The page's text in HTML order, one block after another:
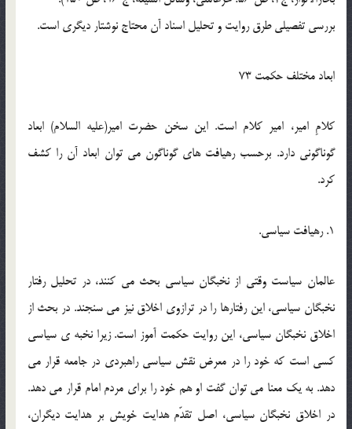
بررسي تفصيلي طرق روايت و تحليل اسناد آن محتاج نوشتار ديگري است.
ابعاد مختلف حکمت 73
کلامِ امير، امير کلام است. اين سخن حضرت امير(عليه السلام) ابعاد
گوناگوني دارد. برحسب رهيافت هاي گوناگون مي توان ابعاد آن را کشف
کرد.
1. رهيافت سياسي.
عالمان سياست وقتي از نخبگان سياسي بحث مي کنند، در تحليل رفتار
نخبگان سياسي، اين رفتارها را در ترازوي اخلاق نيز مي سنجند. در بحث از
اخلاق نخبگان سياسي، اين روايت حکمت آموز است. زيرا نخبه ي سياسي
کسي است که خود را در معرض نقش سياسي راهبردي در جامعه قرار مي
دهد. به يک معنا مي توان گفت او هم خود را براي مردم امام قرار مي دهد.
در اخلاق نخبگان سياسي، اصل تقدّم هدايت خويش بر هدايت ديگران،